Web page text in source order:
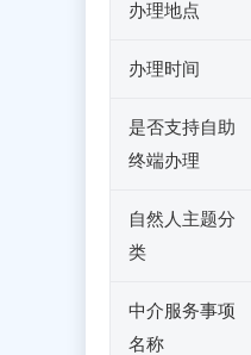
办理地点
办理时间
是否支持自助
终端办理
自然人主题分
类
中介服务事项
名称